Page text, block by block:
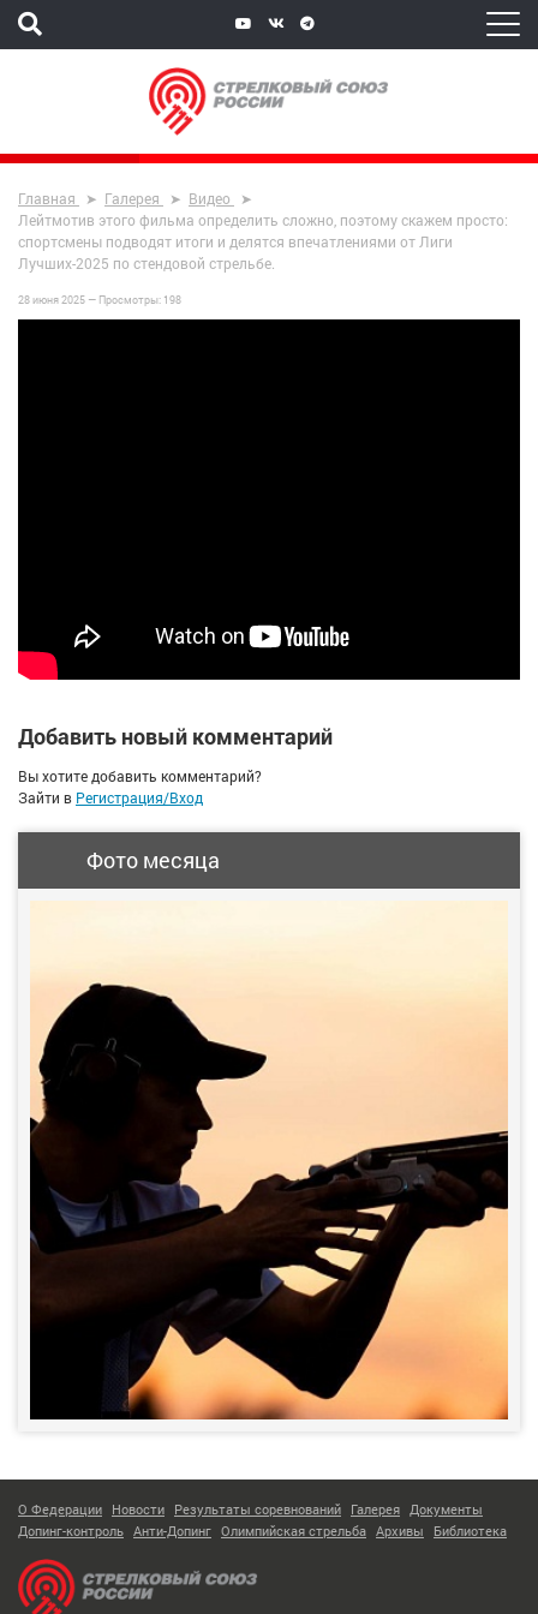
Главная Галерея
Видео
Лейтмотив этого фильма определить сложно, поэтому скажем просто:
спортсмены подводят итоги и делятся впечатлениями от Лиги
Лучших-2025 по стендовой стрельбе.
28 июня 2025 — Просмотры: 198
Добавить новый комментарий
Вы хотите добавить комментарий?
Зайти в Регистрация/Вход
Фото месяца
О Федерации Новости Результаты соревнований Галерея Документы
Допинг-контроль Анти-Допинг Олимпийская стрельба Архивы Библиотека